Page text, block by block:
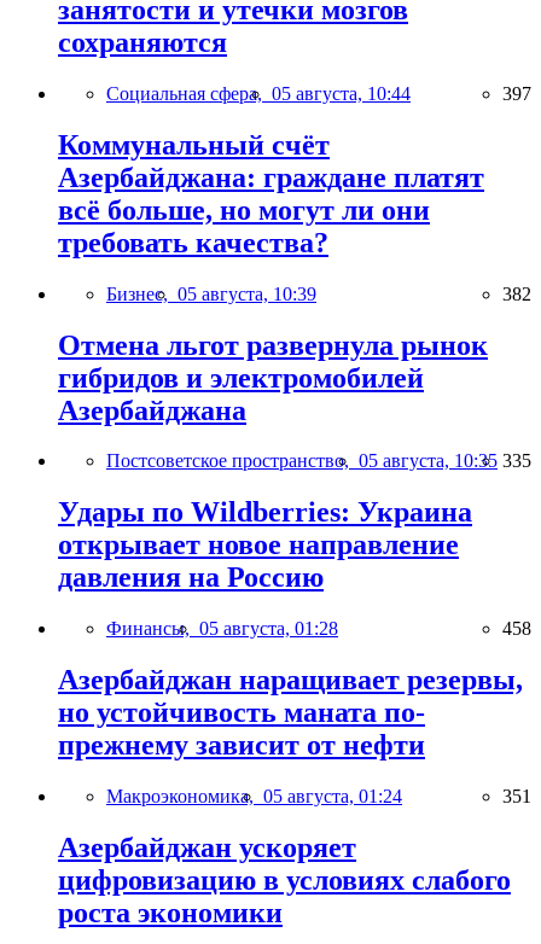
занятости и утечки мозгов
сохраняются
Социальная сфера, 05 августа, 10:44 397
Коммунальный счёт
Азербайджана: граждане платят
всё больше, но могут ли они
требовать качества?
Бизнес, 05 августа, 10:39 382
Отмена льгот развернула рынок
гибридов и электромобилей
Азербайджана
Постсоветское пространство, 05 августа, 10:35 335
Удары по Wildberries: Украина
открывает новое направление
давления на Россию
Финансы, 05 августа, 01:28 458
Азербайджан наращивает резервы,
но устойчивость маната по-
прежнему зависит от нефти
Макроэкономика, 05 августа, 01:24 351
Азербайджан ускоряет
цифровизацию в условиях слабого
роста экономики